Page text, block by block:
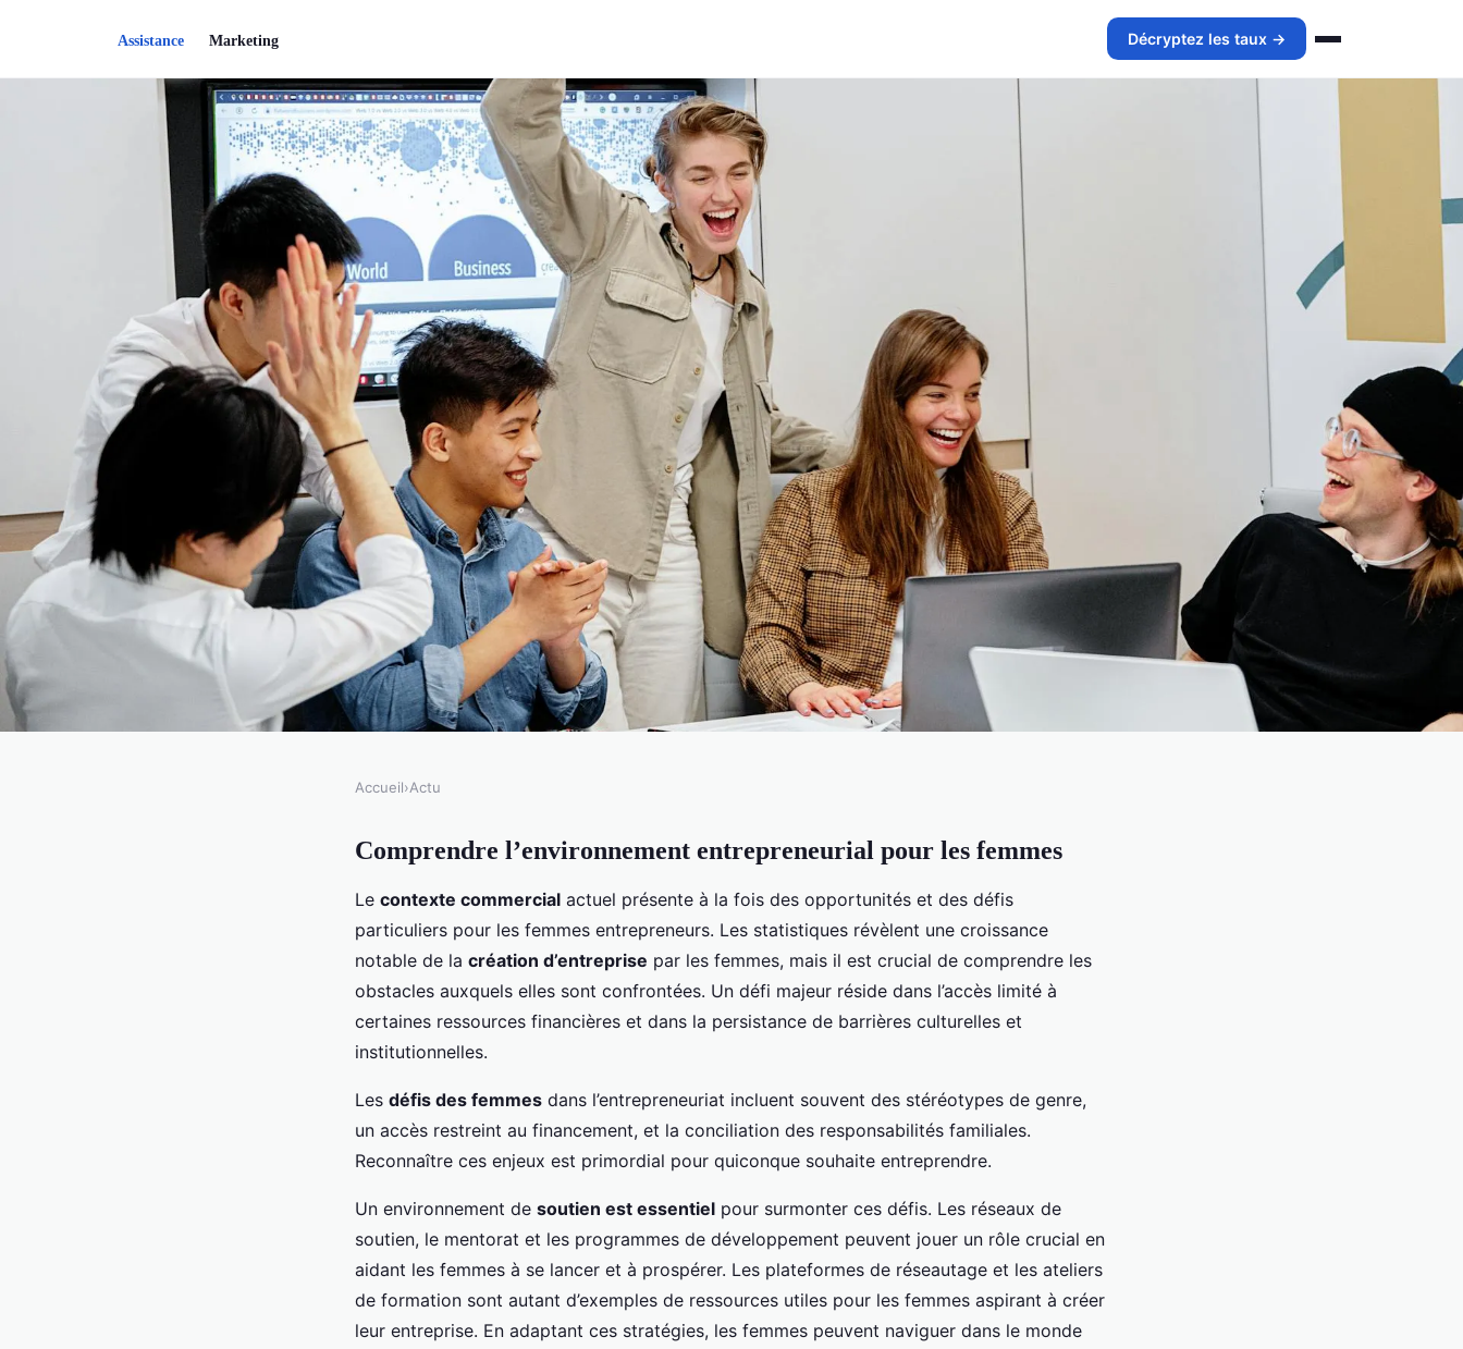
Décryptez les taux →
La création d'entreprise pour les femmes
: Guide pratique
Accueil›Actu
Comprendre l’environnement entrepreneurial pour les femmes
Le contexte commercial actuel présente à la fois des opportunités et des défis
particuliers pour les femmes entrepreneurs. Les statistiques révèlent une croissance
notable de la création d’entreprise par les femmes, mais il est crucial de comprendre les
obstacles auxquels elles sont confrontées. Un défi majeur réside dans l’accès limité à
certaines ressources financières et dans la persistance de barrières culturelles et
institutionnelles.
Les défis des femmes dans l’entrepreneuriat incluent souvent des stéréotypes de genre,
un accès restreint au financement, et la conciliation des responsabilités familiales.
Reconnaître ces enjeux est primordial pour quiconque souhaite entreprendre.
Un environnement de soutien est essentiel pour surmonter ces défis. Les réseaux de
soutien, le mentorat et les programmes de développement peuvent jouer un rôle crucial en
aidant les femmes à se lancer et à prospérer. Les plateformes de réseautage et les ateliers
de formation sont autant d’exemples de ressources utiles pour les femmes aspirant à créer
leur entreprise. En adaptant ces stratégies, les femmes peuvent naviguer dans le monde